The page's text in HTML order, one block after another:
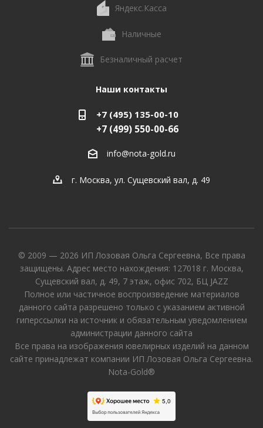
Яндекс.Касса
Наличные
Безналичный расчет
Наши контакты
+7 (495) 135-00-10
+7 (499) 550-00-66
info@nota-gold.ru
г. Москва, ул. Сущевский вал, д. 49
© 2009 — 2026 ИП Лозовая Ольга Сергеевна, Все права
защищены. Адрес место нахождения: 127018 г. Москва,
Сущевский вал, д. 49, 7 этаж, офис 702, БЦ JAZZ
Полное или частичное воспроизведение материалов
данного сайта разрешено только с указанием активной
гиперссылки на источник и обязательным уведомлением
администрации данного сайта
Все права на изображения ювелирных изделий на данном
сайте принадлежат компании ИП Лозовая Ольга Сергеевна.
Nota-Gold®